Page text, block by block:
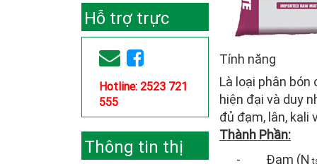
Hỗ trợ trực
tuyến
Hotline: 2523 721
555
Thông tin thị
Tính năng
Là loại phân
hiện đại và duy
đủ đạm, lân, kali
Thành Phần:
-
Đạm (N